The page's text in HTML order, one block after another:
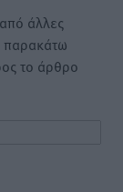
άλλες
παρακάτω
το άρθρο